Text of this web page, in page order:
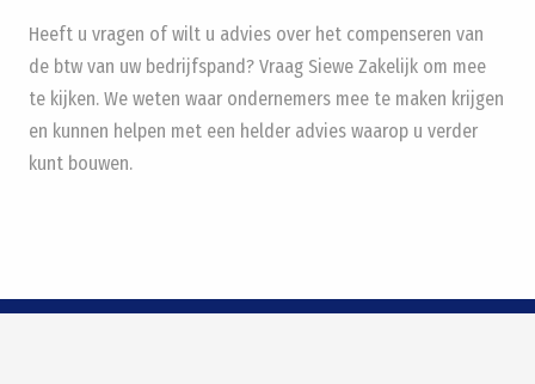
Heeft u vragen of wilt u advies over het compenseren van
de btw van uw bedrijfspand? Vraag Siewe Zakelijk om mee
te kijken. We weten waar ondernemers mee te maken krijgen
en kunnen helpen met een helder advies waarop u verder
kunt bouwen.